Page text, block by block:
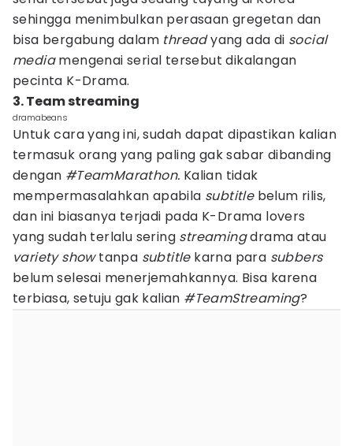
sehingga menimbulkan perasaan gregetan dan
bisa bergabung dalam threadyang ada di social
mediamengenai serial tersebut dikalangan
pecinta K-Drama.
3. Team streaming
dramabeans
Untuk cara yang ini, sudah dapat dipastikan kalian
termasuk orang yang paling gak sabar dibanding
dengan #TeamMarathon. Kalian tidak
mempermasalahkan apabila subtitle belum rilis,
dan ini biasanya terjadi pada K-Drama lovers
yang sudah terlalu sering streamingdrama atau
variety showtanpa subtitle karna para subbers
belum selesai menerjemahkannya. Bisa karena
terbiasa, setuju gak kalian #TeamStreaming?